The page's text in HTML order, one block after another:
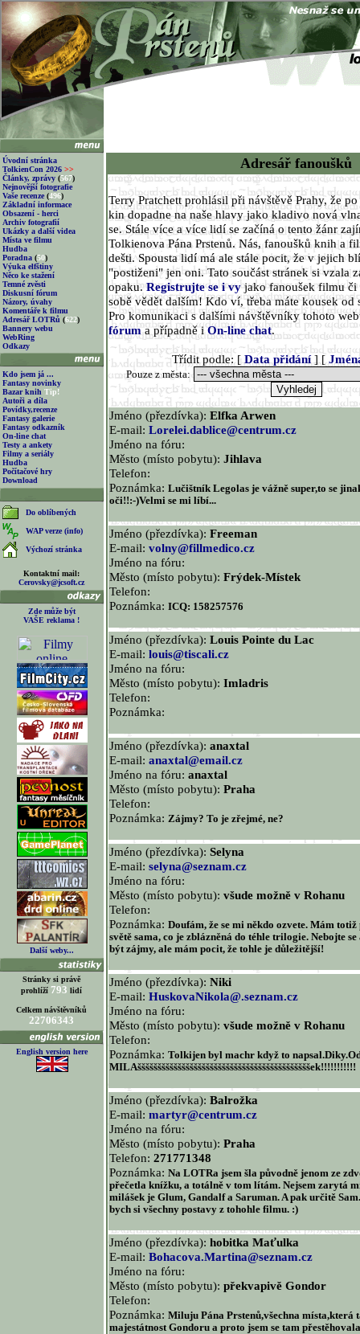
Úvodní stránka
TolkienCon 2026 >>
Články, zprávy (567)
Nejnovější fotografie
Vaše recenze (496)
Základní informace
Obsazení - herci
Archiv fotografií
Ukázky a další videa
Místa ve filmu
Hudba
Poradna (50)
Výuka elfštiny
Něco ke stažení
Temné zvěsti
Diskusní fórum
Názory, úvahy
Komentáře k filmu
Adresář LOTRů (622)
Bannery webu
WebRing
Odkazy
Kdo jsem já ...
Fantasy novinky
Bazar knih Tip!
Autoři a díla
Povídky,recenze
Fantasy galerie
Fantasy odkazník
On-line chat
Testy a ankety
Filmy a seriály
Hudba
Počítačové hry
Download
Do oblíbených
WAP verze (info)
Výchozí stránka
Kontaktní mail:
Cerovsky@jcsoft.cz
Zde může být
VAŠE reklama !
Další weby...
Stránky si právě
prohlíží 793 lidí
Celkem návštěvníků
22706343
English version here
Adresář fanoušků
Terry Pratchett prohlásil při návštěvě Prahy, že
kin dopadne na naše hlavy jako kladivo nová
se. Stále více a více lidí se začíná o tento žánr
Tolkienova Pána Prstenů. Nás, fanoušků knih a
dešti. Spousta lidí má ale stále pocit, že v jejich
"postiženi" jen oni. Tato součást stránek si vzala
opaku.Registrujte se i vyjako fanoušek filmu či
sobě vědět dalším! Kdo ví, třeba máte kousek od
Pro komunikaci s dalšími návštěvníky tohoto
fóruma případně iOn-line chat.
Třídit podle: [ Data přidání] [
Pouze z města:
Jméno (přezdívka): Elfka Arwen
E-mail: Lorelei.dablice@centrum.cz
Jméno na fóru:
Město (místo pobytu): Jihlava
Telefon:
Poznámka: Lučištník Legolas je vážně super,to se
oči!!:-)Velmi se mi líbí...
Jméno (přezdívka): Freeman
E-mail: volny@fillmedico.cz
Jméno na fóru:
Město (místo pobytu): Frýdek-Místek
Telefon:
Poznámka: ICQ: 158257576
Jméno (přezdívka): Louis Pointe du Lac
E-mail: louis@tiscali.cz
Jméno na fóru:
Město (místo pobytu): Imladris
Telefon:
Poznámka:
Jméno (přezdívka): anaxtal
E-mail: anaxtal@email.cz
Jméno na fóru: anaxtal
Město (místo pobytu): Praha
Telefon:
Poznámka: Zájmy? To je zřejmé, ne?
Jméno (přezdívka): Selyna
E-mail: selyna@seznam.cz
Jméno na fóru:
Město (místo pobytu): všude možně v Rohanu
Telefon:
Poznámka: Doufám, že se mi někdo ozvete. Mám
světě sama, co je zblázněná do téhle trilogie. Nebojte
být zájmy, ale mám pocit, že tohle je důležitější!
Jméno (přezdívka): Niki
E-mail: HuskovaNikola@.seznam.cz
Jméno na fóru:
Město (místo pobytu): všude možně v Rohanu
Telefon:
Poznámka: Tolkijen byl machr když to
MILAšššššššššššššššššššššššššššššššššššššššššššek!!!!!!!!!!!
Jméno (přezdívka): Balrožka
E-mail: martyr@centrum.cz
Jméno na fóru:
Město (místo pobytu): Praha
Telefon: 271771348
Poznámka: Na LOTRa jsem šla původně jenom ze
přečetla knížku, a totálně v tom lítám. Nejsem zarytá
milášek je Glum, Gandalf a Saruman. A pak určitě
bych si všechny postavy z tohohle filmu. :)
Jméno (přezdívka): hobitka Maťulka
E-mail: Bohacova.Martina@seznam.cz
Jméno na fóru:
Město (místo pobytu): překvapivě Gondor
Telefon:
Poznámka: Miluju Pána Prstenů,všechna místa,která
majestátnost Gondoru a proto jsem se tam